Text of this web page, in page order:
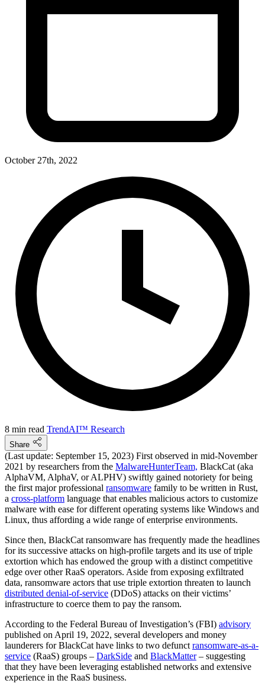
October 27th, 2022
8 min read TrendAI™ Research
Share
(Last update: September 15, 2023) First observed in mid-November
2021 by researchers from the MalwareHunterTeam, BlackCat (aka
AlphaVM, AlphaV, or ALPHV) swiftly gained notoriety for being
the first major professional ransomware family to be written in Rust,
a cross-platform language that enables malicious actors to customize
malware with ease for different operating systems like Windows and
Linux, thus affording a wide range of enterprise environments.
Since then, BlackCat ransomware has frequently made the headlines
for its successive attacks on high-profile targets and its use of triple
extortion which has endowed the group with a distinct competitive
edge over other RaaS operators. Aside from exposing exfiltrated
data, ransomware actors that use triple extortion threaten to launch
distributed denial-of-service (DDoS) attacks on their victims’
infrastructure to coerce them to pay the ransom.
According to the Federal Bureau of Investigation’s (FBI) advisory
published on April 19, 2022, several developers and money
launderers for BlackCat have links to two defunct ransomware-as-a-
service (RaaS) groups – DarkSide and BlackMatter– suggesting
that they have been leveraging established networks and extensive
experience in the RaaS business.